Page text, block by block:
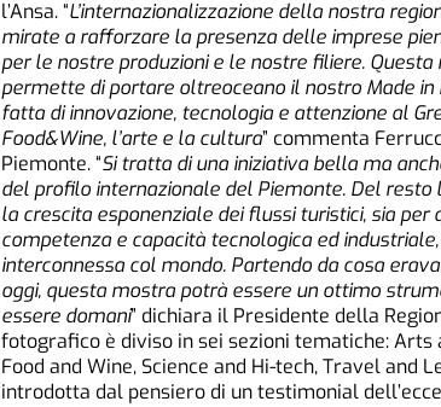
l’Ansa. “L’internazionalizzazione della nostra
mirate a rafforzare la presenza delle imprese
per le nostre produzioni e le nostre filiere.
permette di portare oltreoceano il nostro Made in
fatta di innovazione, tecnologia e attenzione al
Food&Wine, l’arte e la cultura” commenta
Piemonte. “Si tratta di una iniziativa bella ma
del profilo internazionale del Piemonte. Del resto
la crescita esponenziale dei flussi turistici, sia
competenza e capacità tecnologica ed
interconnessa col mondo. Partendo da cosa
oggi, questa mostra potrà essere un ottimo
essere domani” dichiara il Presidente della
fotografico è diviso in sei sezioni tematiche: Arts
Food and Wine, Science and Hi-tech, Travel and
introdotta dal pensiero di un testimonial